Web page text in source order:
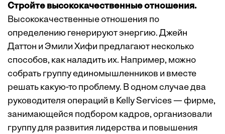
Стройте высококачественные отношения.
Высококачественные отношения по
определению генерируют энергию. Джейн
Даттон и Эмили Хифи предлагают несколько
способов, как наладить их. Например, можно
собрать группу единомышленников и вместе
решать какую-то проблему. В одном случае два
руководителя операций в Kelly Services — фирме,
занимающейся подбором кадров, организовали
группу для развития лидерства и повышения